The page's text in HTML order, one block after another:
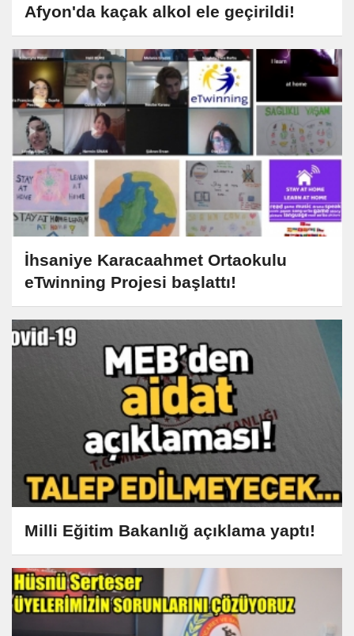
Afyon'da kaçak alkol ele geçirildi!
İhsaniye Karacaahmet Ortaokulu
eTwinning Projesi başlattı!
Milli Eğitim Bakanlığ açıklama yaptı!